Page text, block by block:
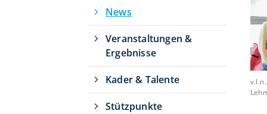
Suchbegriff eingeben
Häufig gesucht
News
Veranstaltungen &
Ergebnisse
Kader & Talente
Stützpunkte